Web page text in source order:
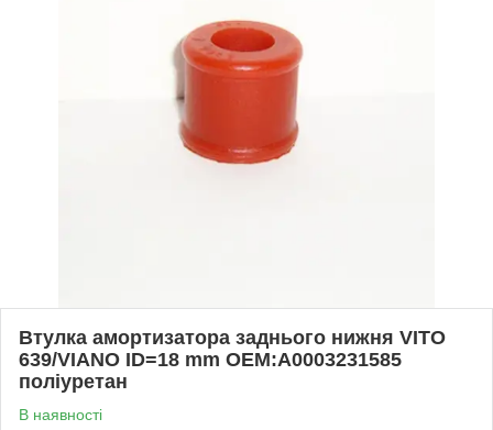
Втулка амортизатора заднього нижня VITO
639/VIANO ID=18 mm OEM:А0003231585
поліуретан
В наявності